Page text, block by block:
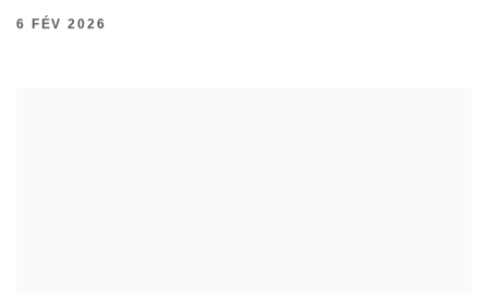
6 FÉV 2026